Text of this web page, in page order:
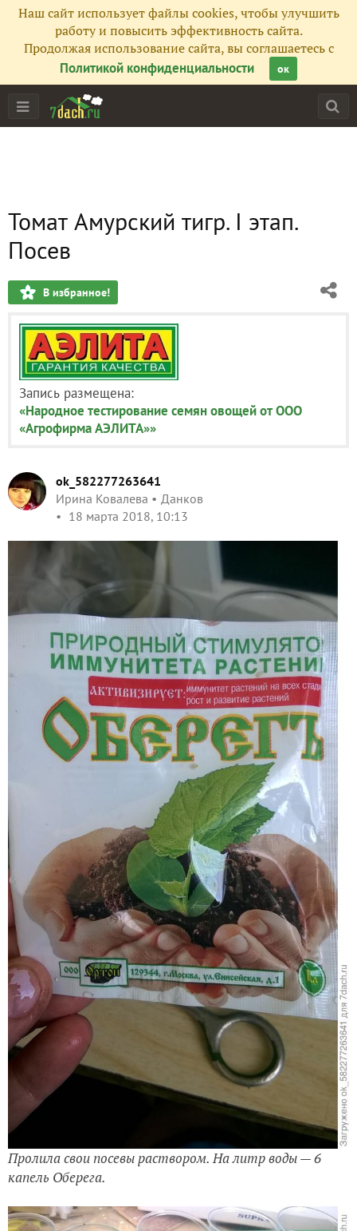
Наш сайт использует файлы cookies, чтобы улучшить
работу и повысить эффективность сайта.
Продолжая использование сайта, вы соглашаетесь с
Политикой конфиденциальности
ок
Томат Амурский тигр. I этап.
Посев
В избранное!
Запись размещена:
«Народное тестирование семян овощей от ООО
«Агрофирма АЭЛИТА»»
ok_582277263641
Ирина Ковалева
Данков
18 марта 2018, 10:13
Пролила свои посевы раствором. На литр воды — 6
капель Оберега.